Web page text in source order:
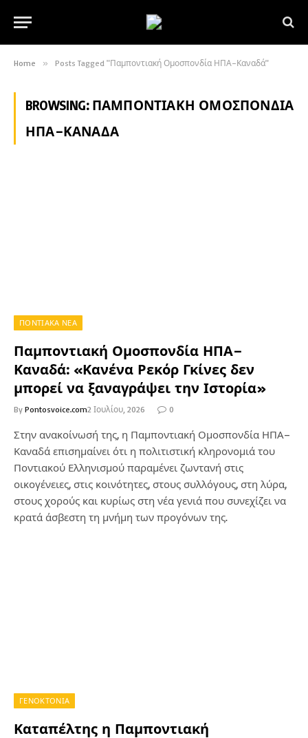
Home » Posts Tagged "Παμποντιακή Ομοσπονδία ΗΠΑ–Καναδά"
BROWSING: ΠΑΜΠΟΝΤΙΑΚΉ ΟΜΟΣΠΟΝΔΊΑ
ΗΠΑ–ΚΑΝΑΔΆ
ΠΟΝΤΙΑΚΑ ΝΕΑ
Παμποντιακή Ομοσπονδία ΗΠΑ–
Καναδά: «Κανένα Ρεκόρ Γκίνες δεν
μπορεί να ξαναγράψει την Ιστορία»
By Pontosvoice.com2 Ιουλίου, 2026 0
Στην ανακοίνωσή της, η Παμποντιακή Ομοσπονδία ΗΠΑ–
Καναδά επισημαίνει ότι η πολιτιστική κληρονομιά του
Ποντιακού Ελληνισμού παραμένει ζωντανή στις
οικογένειες, στις κοινότητες, στους συλλόγους, στη λύρα,
στους χορούς και κυρίως στη νέα γενιά που συνεχίζει να
κρατά άσβεστη τη μνήμη των προγόνων της.
ΓΕΝΟΚΤΟΝΙΑ
Καταπέλτης η Παμποντιακή